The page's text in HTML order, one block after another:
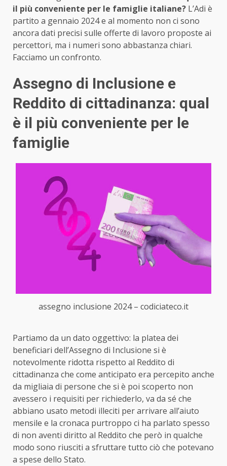
il più conveniente per le famiglie italiane? L’Adi è
partito a gennaio 2024 e al momento non ci sono
ancora dati precisi sulle offerte di lavoro proposte ai
percettori, ma i numeri sono abbastanza chiari.
Facciamo un confronto.
Assegno di Inclusione e
Reddito di cittadinanza: qual
è il più conveniente per le
famiglie
assegno inclusione 2024 – codiciateco.it
Partiamo da un dato oggettivo: la platea dei
beneficiari dell’Assegno di Inclusione si è
notevolmente ridotta rispetto al Reddito di
cittadinanza che come anticipato era percepito anche
da migliaia di persone che si è poi scoperto non
avessero i requisiti per richiederlo, va da sé che
abbiano usato metodi illeciti per arrivare all’aiuto
mensile e la cronaca purtroppo ci ha parlato spesso
di non aventi diritto al Reddito che però in qualche
modo sono riusciti a sfruttare tutto ciò che potevano
a spese dello Stato.